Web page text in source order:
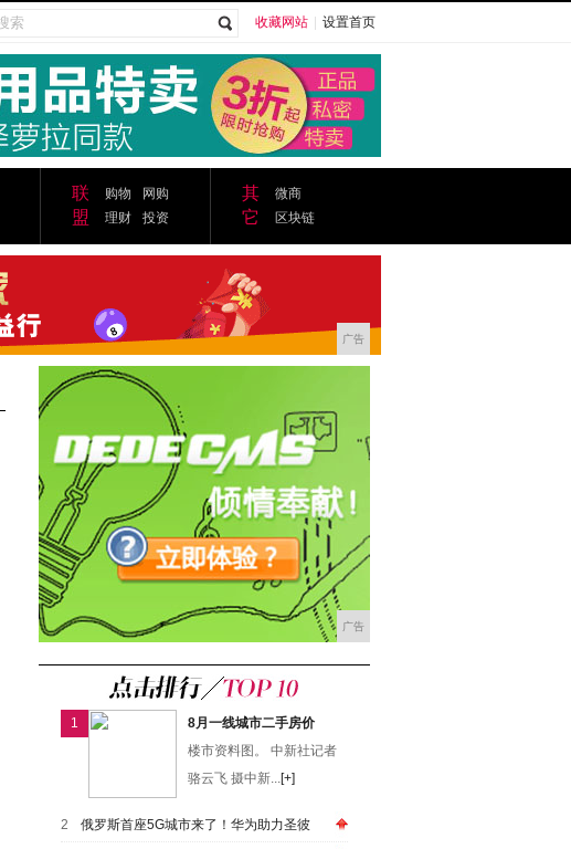
收藏网站 设置首页
联
盟
购物
网购
理财
投资
其
它
微商
区块链
广告
广告
1
8月一线城市二手房价
楼市资料图。 中新社记者
骆云飞 摄中新...[+]
2 俄罗斯首座5G城市来了！华为助力圣彼